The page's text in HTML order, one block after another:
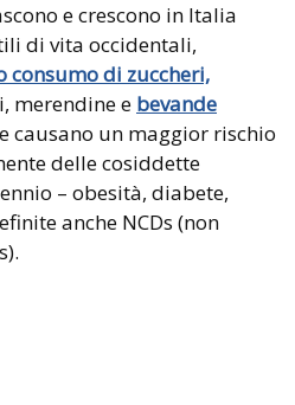
e crescono in Italia
di vita occidentali,
consumo di zuccheri,
merendine e bevande
causano un maggior rischio
delle cosiddette
– obesità, diabete,
anche NCDs (non